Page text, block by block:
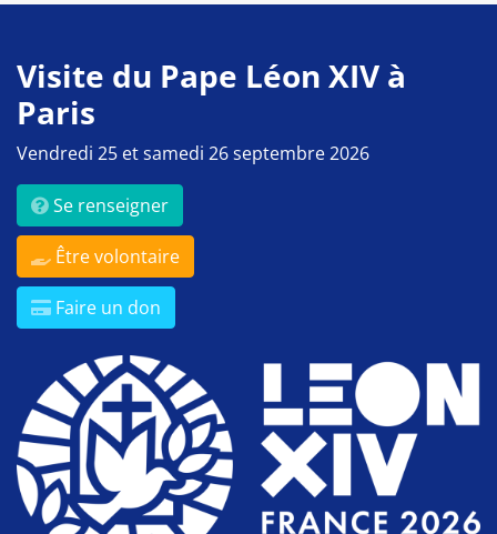
Visite du Pape Léon XIV à
Paris
Vendredi 25 et samedi 26 septembre 2026
Se renseigner
Être volontaire
Faire un don